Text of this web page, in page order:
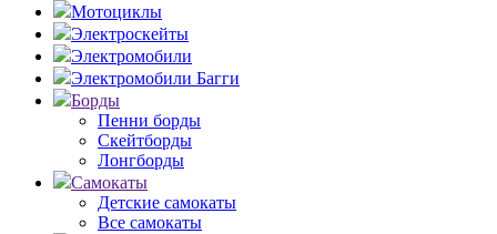
Мотоциклы
Электроскейты
Электромобили
Электромобили Багги
Борды
Пенни борды
Скейтборды
Лонгборды
Самокаты
Детские самокаты
Все самокаты